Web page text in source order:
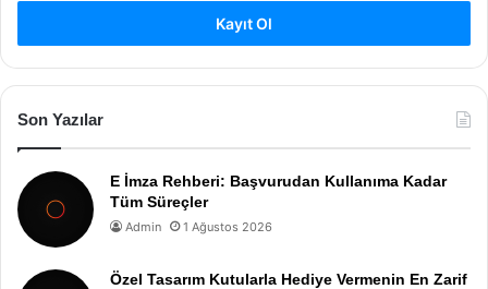
Kayıt Ol
Son Yazılar
E İmza Rehberi: Başvurudan Kullanıma Kadar
Tüm Süreçler
Admin 1 Ağustos 2026
Özel Tasarım Kutularla Hediye Vermenin En Zarif